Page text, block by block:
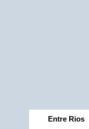
Entre Rios